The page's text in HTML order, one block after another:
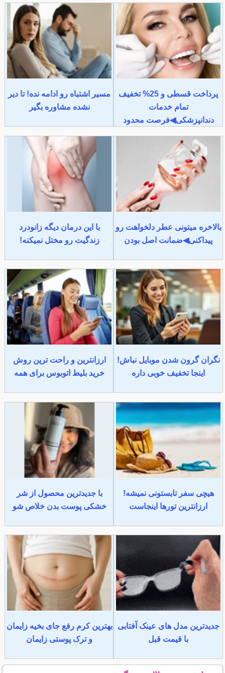
پرداخت قسطی و 25% تخفیف
تمام خدمات
دندانپزشکی◀فرصت محدود
مسیر اشتباه رو ادامه نده! تا دیر
نشده مشاوره بگیر
بالاخره میتونی عطر دلخواهت رو
پیداکنی◀ضمانت اصل بودن
با این درمان دیگه زانودرد
زندگیت رو مختل نمیکنه!
نگران گرون شدن موبایل نباش!
اینجا تخفیف خوبی داره
ارزانترین و راحت ترین روش
خرید بلیط اتوبوس برای همه
هیچی سفر تابستونی نمیشه!
ارزانترین تورها اینجاست
با جدیدترین محصول از شر
خشکی پوست بدن خلاص شو
جدیدترین مدل های عینک آفتابی
با قیمت قبل
بهترین کرم رفع جای بخیه زایمان
و ترک پوستی زایمان